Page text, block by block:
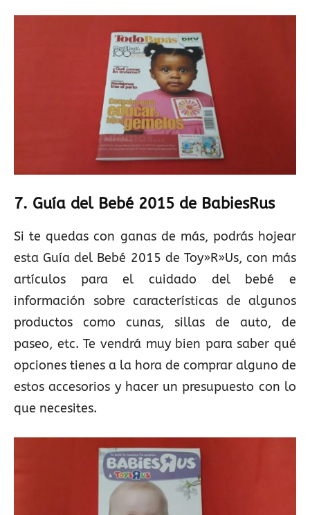
7. Guía del Bebé 2015 de BabiesRus
Si te quedas con ganas de más, podrás hojear
esta Guía del Bebé 2015 de Toy»R»Us, con más
artículos para el cuidado del bebé e
información sobre características de algunos
productos como cunas, sillas de auto, de
paseo, etc. Te vendrá muy bien para saber qué
opciones tienes a la hora de comprar alguno de
estos accesorios y hacer un presupuesto con lo
que necesites.